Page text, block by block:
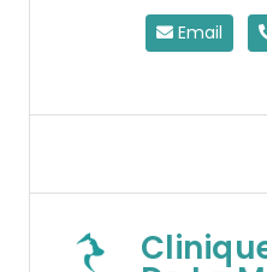
Email